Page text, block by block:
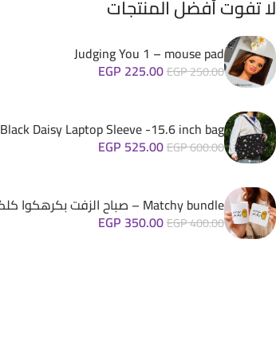
لا تفوت أفضل المنتجات
Judging You 1 – mouse pad
EGP250.00
EGP 225.00
Black Daisy Laptop Sleeve -15.6 inch bag
EGP600.00
EGP 525.00
Matchy bundle – صباح الزفت بكرهكوا كلكوا
EGP400.00
EGP 350.00